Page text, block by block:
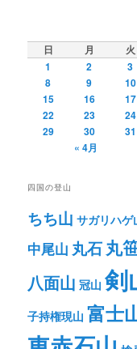
日 月 火
1
2 3
8
9 10
15
16 17
22
23 24
29
30
31
« 4月
四国の登山
ちち山 サガリハゲ
中尾山 丸石丸
八面山 冠山 剣
子持権現山 富士